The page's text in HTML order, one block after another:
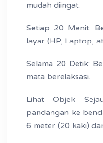
mudah diingat:
Setiap 20 Menit:
layar (HP, Laptop,
Selama 20 Detik:
mata berelaksasi.
Lihat Objek
pandangan ke
6 meter (20 kaki)